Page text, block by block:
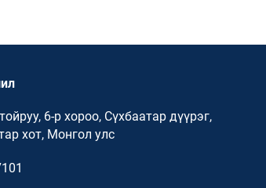
6-р хороо, Сүхбаатар дүүрэг,
хот, Монгол улс